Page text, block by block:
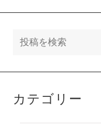
カテゴリー